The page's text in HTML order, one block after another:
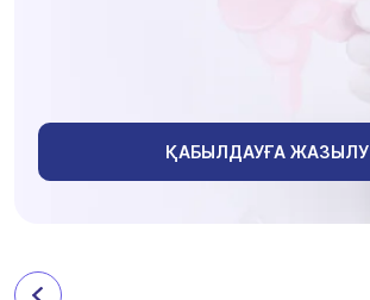
ҚАБЫЛДАУҒА ЖАЗЫЛУ